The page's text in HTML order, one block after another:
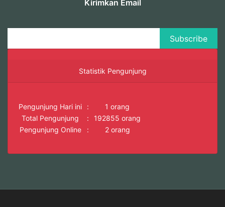
Kirimkan Email
Statistik Pengunjung
Pengunjung Hari ini :
1 orang
Total Pengunjung
:
192855 orang
Pengunjung Online
: 2 orang